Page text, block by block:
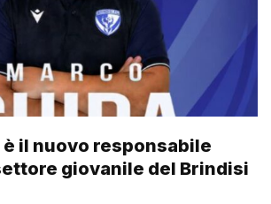
è il nuovo responsabile
giovanile del Brindisi